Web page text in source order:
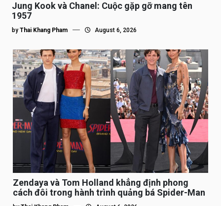
Jung Kook và Chanel: Cuộc gặp gỡ mang tên
1957
by Thai Khang Pham August 6, 2026
Zendaya và Tom Holland khẳng định phong
cách đôi trong hành trình quảng bá Spider-Man